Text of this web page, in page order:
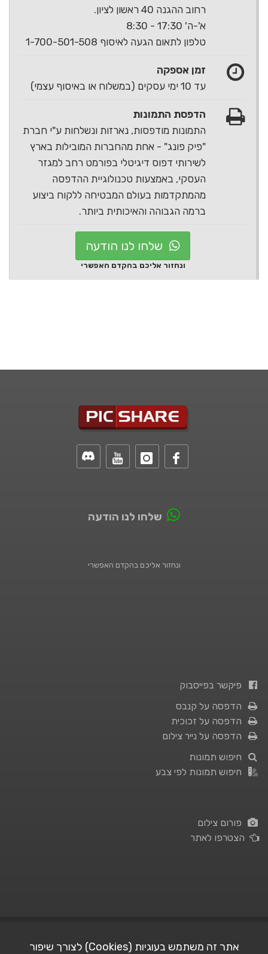
רחוב ההגנה 40 ראשון לציון.
א'-ה' 17:30 - 8:30
טלפון לתאום הגעה לאיסוף 1-700-501-508
זמן אספקה
עד 10 ימי עסקים (במשלוח או באיסוף עצמי)
הדפסת התמונות
התמונות מודפסות, נארזות ונשלחות ע"י חברת
"פיק פונג" - אחת מהחברות המובילות בארץ
לשירותי דפוס דיגיטלי בפורמט רחב למגזר
העסקי, באמצעות טכנולוגיית ההדפסה
מהמתקדמות בעולם המבטיחה ללקוח ביצוע
ברמה הגבוהה והאיכותית ביותר.
שלחו לנו הודעה
ונחזור אליכם בהקדם האפשרי
שלחו לנו הודעה
ונחזור אליכם בהקדם האפשרי
פיקשר בפייסבוק
הדפסה על קנבס
הדפסה על זכוכית
הדפסה על נייר צילום
חיפוש תמונות
חיפוש תמונות לפי צבע
פורום צילום
הצטרפו לאתר
אתר זה משתמש בעוגיות (Cookies) לצורך שיפור